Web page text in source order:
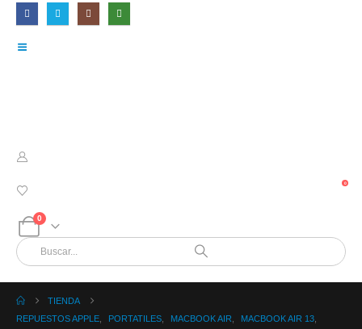
0
0
TIENDA
REPUESTOS APPLE
PORTATILES MACBOOK AIR MACBOOK AIR 13